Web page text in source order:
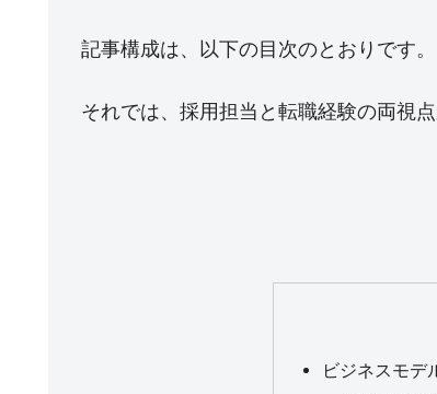
記事構成は、以下の目次のとおりです
それでは、採用担当と転職経験の両視
ビジネスモデ